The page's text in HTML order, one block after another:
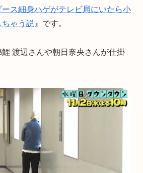
ース細身ハゲがテレビ局にいたら小
ゃう説 』です。
渡辺さんや朝日奈央さんが仕掛